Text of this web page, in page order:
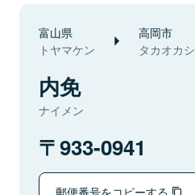
富山県
トヤマケン
高岡市
タカオカシ
内免
ナイメン
933-0941
郵便番号をコピーする